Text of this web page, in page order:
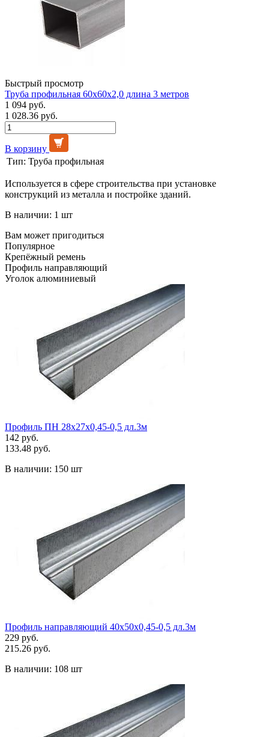
Быстрый просмотр
Труба профильная 60х60х2,0 длина 3 метров
1 094 руб.
1 028.36 руб.
В корзину
Тип: Труба профильная
Используется в сфере строительства при установке
конструкций из металла и постройке зданий.
В наличии: 1 шт
Вам может пригодиться
Популярное
Крепёжный ремень
Профиль направляющий
Уголок алюминиевый
Профиль ПН 28х27х0,45-0,5 дл.3м
142 руб.
133.48 руб.
В наличии: 150 шт
Профиль направляющий 40х50х0,45-0,5 дл.3м
229 руб.
215.26 руб.
В наличии: 108 шт